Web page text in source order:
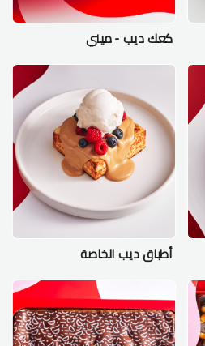
كعك ديب - ميني
أطباق ديب الخاصة